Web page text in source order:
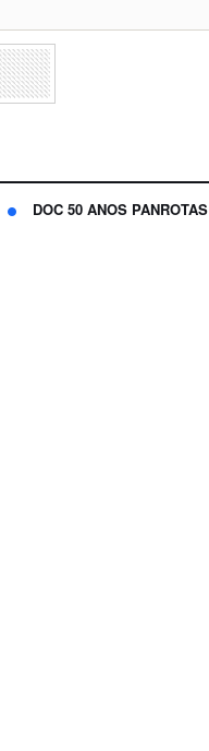
DOC 50 ANOS PANROTAS